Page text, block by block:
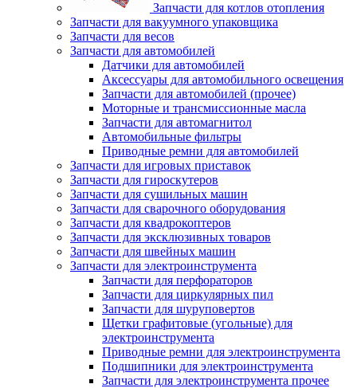
Запчасти для котлов отопления
Запчасти для вакуумного упаковщика
Запчасти для весов
Запчасти для автомобилей
Датчики для автомобилей
Аксессуары для автомобильного освещения
Запчасти для автомобилей (прочее)
Моторные и трансмиссионные масла
Запчасти для автомагнитол
Автомобильные фильтры
Приводные ремни для автомобилей
Запчасти для игровых приставок
Запчасти для гироскутеров
Запчасти для сушильных машин
Запчасти для сварочного оборудования
Запчасти для квадрокоптеров
Запчасти для эксклюзивных товаров
Запчасти для швейных машин
Запчасти для электроинструмента
Запчасти для перфораторов
Запчасти для циркулярных пил
Запчасти для шуруповертов
Щетки графитовые (угольные) для
электроинструмента
Приводные ремни для электроинструмента
Подшипники для электроинструмента
Запчасти для электроинструмента прочее